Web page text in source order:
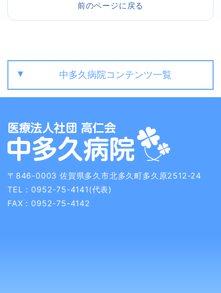
前のページに戻る
中多久病院コンテンツ一覧
〒846-0003 佐賀県多久市北多久町多久原2512-24
TEL：0952-75-4141(代表)
FAX：0952-75-4142